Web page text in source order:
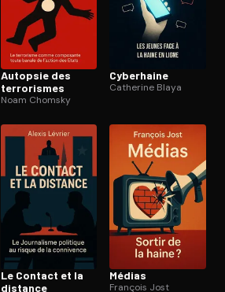
Autopsie des
terrorismes
Noam Chomsky
Cyberhaine
Catherine Blaya
Le Contact et la
distance
Médias
François Jost